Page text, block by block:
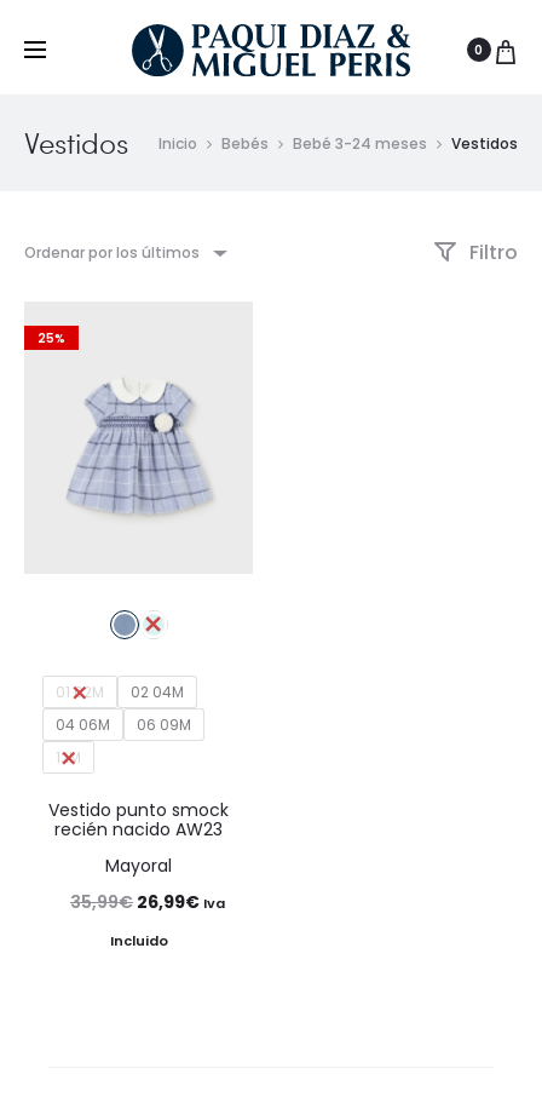
0
Vestidos Inicio Bebés Bebé 3-24 meses Vestidos
Ordenar por los últimos Filtro
25%
01 02M
02 04M
04 06M
06 09M
12M
Vestido punto smock
recién nacido AW23
Mayoral
35,99€ El
precio
26,99€ElIva
Incluido